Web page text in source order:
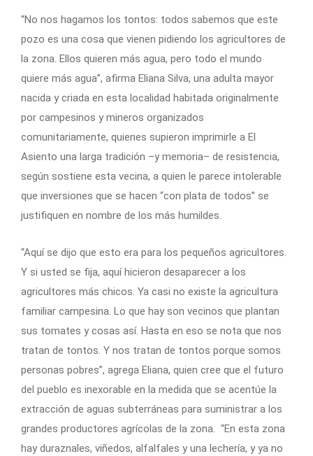
“No nos hagamos los tontos: todos sabemos que este
pozo es una cosa que vienen pidiendo los agricultores de
la zona. Ellos quieren más agua, pero todo el mundo
quiere más agua”, afirma Eliana Silva, una adulta mayor
nacida y criada en esta localidad habitada originalmente
por campesinos y mineros organizados
comunitariamente, quienes supieron imprimirle a El
Asiento una larga tradición –y memoria– de resistencia,
según sostiene esta vecina, a quien le parece intolerable
que inversiones que se hacen “con plata de todos” se
justifiquen en nombre de los más humildes.
“Aquí se dijo que esto era para los pequeños agricultores.
Y si usted se fija, aquí hicieron desaparecer a los
agricultores más chicos. Ya casi no existe la agricultura
familiar campesina. Lo que hay son vecinos que plantan
sus tomates y cosas así. Hasta en eso se nota que nos
tratan de tontos. Y nos tratan de tontos porque somos
personas pobres”, agrega Eliana, quien cree que el futuro
del pueblo es inexorable en la medida que se acentúe la
extracción de aguas subterráneas para suministrar a los
grandes productores agrícolas de la zona. “En esta zona
hay duraznales, viñedos, alfalfales y una lechería, y ya no